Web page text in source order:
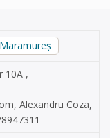
10A ,
, Alexandru Coza,